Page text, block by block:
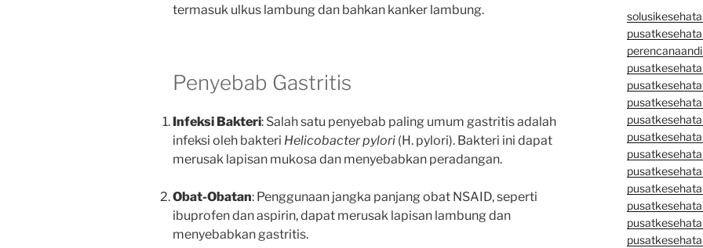
termasuk ulkus lambung dan bahkan kanker lambung.
Penyebab Gastritis
Infeksi Bakteri: Salah satu penyebab paling umum gastritis adalah
infeksi oleh bakteri Helicobacter pylori (H. pylori). Bakteri ini dapat
merusak lapisan mukosa dan menyebabkan peradangan.
Obat-Obatan: Penggunaan jangka panjang obat NSAID, seperti
ibuprofen dan aspirin, dapat merusak lapisan lambung dan
menyebabkan gastritis.